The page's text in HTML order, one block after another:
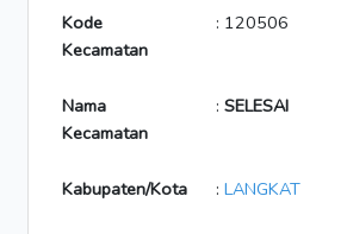
Kode
Kecamatan
: 120506
Nama
Kecamatan
: SELESAI
Kabupaten/Kota : LANGKAT